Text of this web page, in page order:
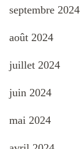
septembre 2024
août 2024
juillet 2024
juin 2024
mai 2024